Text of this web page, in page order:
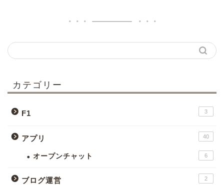
カテゴリー
F1 3
アプリ 40
オープンチャット 6
ブログ運営 2